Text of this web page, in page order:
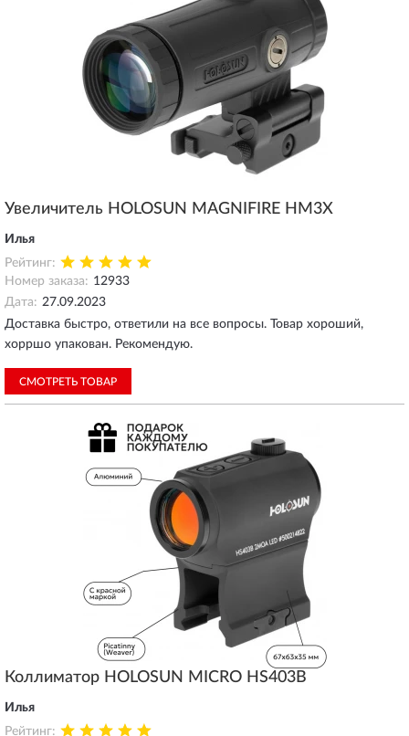
Увеличитель HOLOSUN MAGNIFIRE HM3X
Илья
Рейтинг:
Номер заказа: 12933
Дата: 27.09.2023
Доставка быстро, ответили на все вопросы. Товар хороший,
хорршо упакован. Рекомендую.
СМОТРЕТЬ ТОВАР
Коллиматор HOLOSUN MICRO HS403B
Илья
Рейтинг: